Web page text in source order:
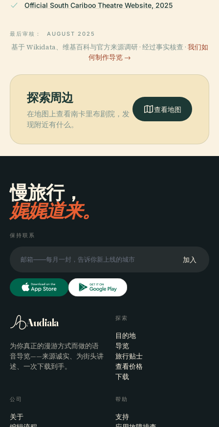
Official South Cariboo Theatre Website, 2025
最后审核： AUGUST 2025
基于 Wikidata、维基百科与官方来源调研 · 经过事实核查 · 我们如
何制作导览 →
探索周边
在地图上查看南卡里布剧院，发
现附近有什么。
查看地图
慢旅行，
娓娓道来。
保持联系
加入
Audiala
为你真正的漫游方式而做的语
音导览——来源诚实、为街头讲
述、一次下载到手。
探索
目的地
导览
旅行贴士
查看价格
下载
公司
关于
帮助
支持